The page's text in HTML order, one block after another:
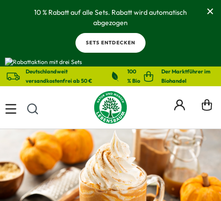
springen10 % Rabatt auf alle Sets. Rabatt wird automatisch
abgezogen
SETS ENTDECKEN
Deutschlandweit
versandkostenfrei ab 50 €
100
% Bio
Der Marktführer im
Biohandel